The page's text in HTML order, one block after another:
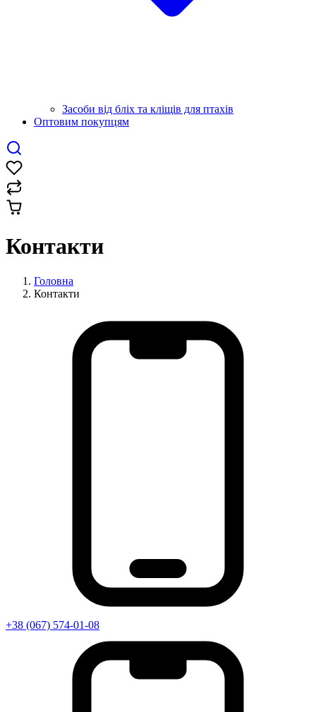
Засоби від бліх та кліщів для птахів
Оптовим покупцям
Контакти
Головна
Контакти
+38 (067) 574-01-08